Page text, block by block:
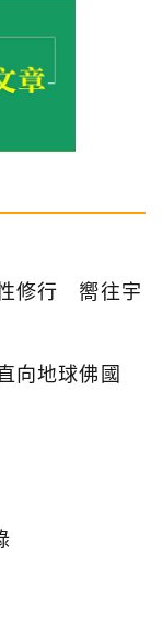
修行 嚮往宇
向地球佛國